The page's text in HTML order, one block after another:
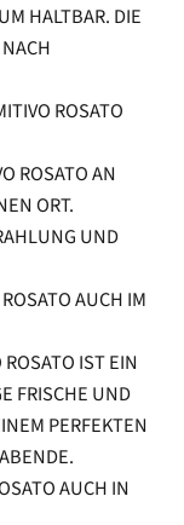
HALTBAR. DIE
ROSATO
ROSATO AN
ORT.
UND
AUCH IM
IST EIN
FRISCHE UND
PERFEKTEN
AUCH IN